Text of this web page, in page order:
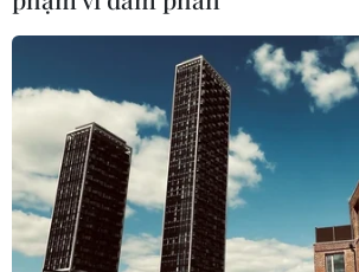
Chứng khoán 6/8: Cổ phiếu hóa chất
tăng trần, trắng bên bán giữa phiên
đỏ lửa
06/08/2026 09:40
Lâm Đồng vào cao điểm vụ cá Nam,
ngư dân phấn khởi vươn khơi
06/08/2026 09:06